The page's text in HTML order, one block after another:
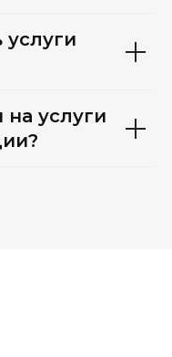
услуги
услуги